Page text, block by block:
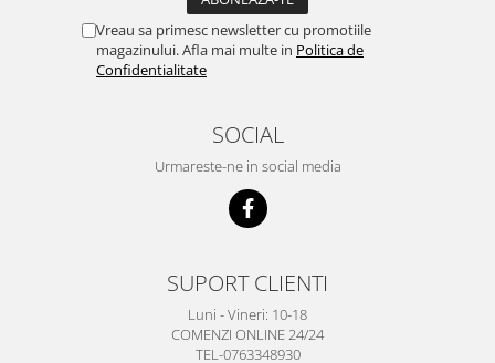
Vreau sa primesc newsletter cu promotiile
magazinului. Afla mai multe in Politica de
Confidentialitate
SOCIAL
Urmareste-ne in social media
SUPORT CLIENTI
Luni - Vineri: 10-18
COMENZI ONLINE 24/24
TEL-0763348930